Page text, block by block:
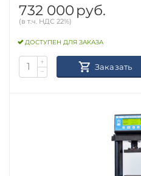
732 000 руб.
(в т.ч. НДС 22%)
ДОСТУПЕН ДЛЯ ЗАКАЗА
+
−
Заказать